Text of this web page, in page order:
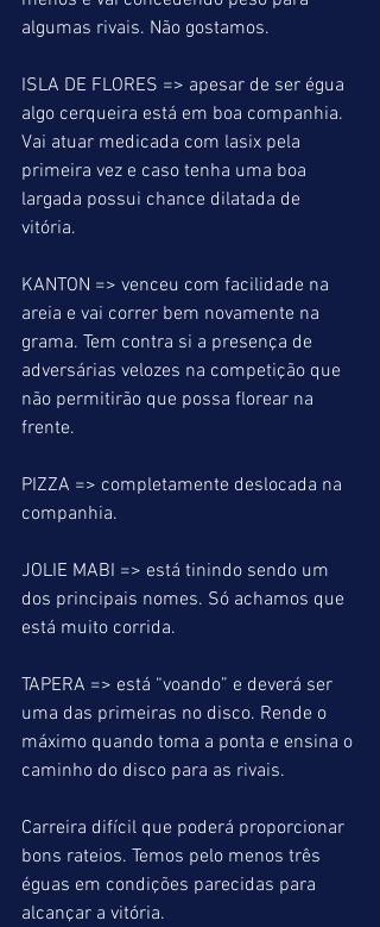
algumas rivais. Não gostamos.
ISLA DE FLORES => apesar de ser égua
algo cerqueira está em boa companhia.
Vai atuar medicada com lasix pela
primeira vez e caso tenha uma boa
largada possui chance dilatada de
vitória.
KANTON => venceu com facilidade na
areia e vai correr bem novamente na
grama. Tem contra si a presença de
adversárias velozes na competição que
não permitirão que possa florear na
frente.
PIZZA => completamente deslocada na
companhia.
JOLIE MABI => está tinindo sendo um
dos principais nomes. Só achamos que
está muito corrida.
TAPERA => está “voando” e deverá ser
uma das primeiras no disco. Rende o
máximo quando toma a ponta e ensina o
caminho do disco para as rivais.
Carreira difícil que poderá proporcionar
bons rateios. Temos pelo menos três
éguas em condições parecidas para
alcançar a vitória.